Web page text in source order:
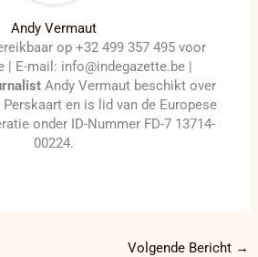
Andy Vermaut
op +32 499 357 495 voor
| E-mail: info@indegazette.be |
Andy Vermaut beschikt over
en is lid van de Europese
onder ID-Nummer FD-7 13714-
00224.
Volgende Bericht →